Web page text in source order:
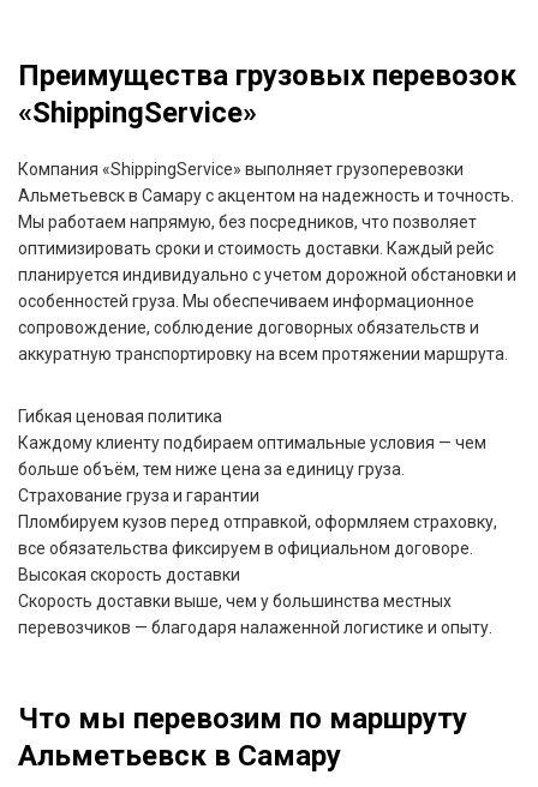
Преимущества грузовых перевозок
«ShippingService»
Компания «ShippingService» выполняет грузоперевозки
Альметьевск в Самару с акцентом на надежность и точность.
Мы работаем напрямую, без посредников, что позволяет
оптимизировать сроки и стоимость доставки. Каждый рейс
планируется индивидуально с учетом дорожной обстановки и
особенностей груза. Мы обеспечиваем информационное
сопровождение, соблюдение договорных обязательств и
аккуратную транспортировку на всем протяжении маршрута.
Гибкая ценовая политика
Каждому клиенту подбираем оптимальные условия — чем
больше объём, тем ниже цена за единицу груза.
Страхование груза и гарантии
Пломбируем кузов перед отправкой, оформляем страховку,
все обязательства фиксируем в официальном договоре.
Высокая скорость доставки
Скорость доставки выше, чем у большинства местных
перевозчиков — благодаря налаженной логистике и опыту.
Что мы перевозим по маршруту
Альметьевск в Самару